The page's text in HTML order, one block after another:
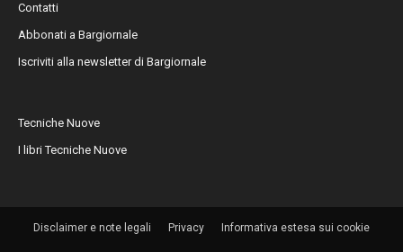
Contatti
Abbonati a Bargiornale
Iscriviti alla newsletter di Bargiornale
Tecniche Nuove
I libri Tecniche Nuove
Disclaimer e note legali Privacy Informativa estesa sui cookie